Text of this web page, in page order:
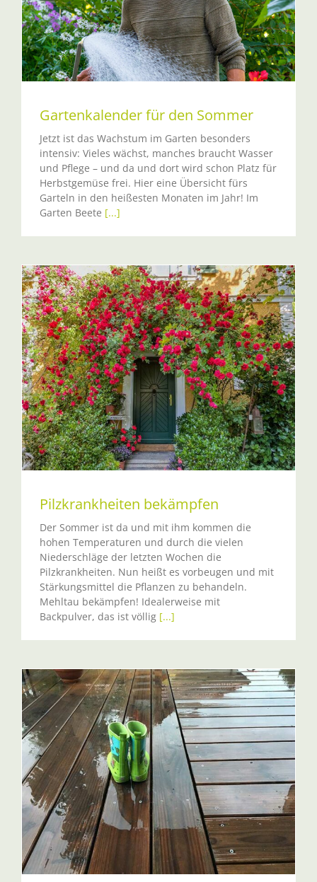
Gartenkalender für den Sommer
Jetzt ist das Wachstum im Garten besonders
intensiv: Vieles wächst, manches braucht Wasser
und Pflege – und da und dort wird schon Platz für
Herbstgemüse frei. Hier eine Übersicht fürs
Garteln in den heißesten Monaten im Jahr! Im
Garten Beete [...]
Pilzkrankheiten bekämpfen
Der Sommer ist da und mit ihm kommen die
hohen Temperaturen und durch die vielen
Niederschläge der letzten Wochen die
Pilzkrankheiten. Nun heißt es vorbeugen und mit
Stärkungsmittel die Pflanzen zu behandeln.
Mehltau bekämpfen! Idealerweise mit
Backpulver, das ist völlig [...]